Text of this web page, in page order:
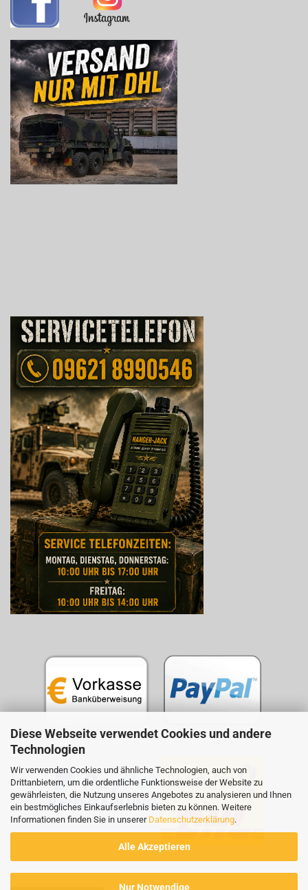
Diese Webseite verwendet Cookies und andere
Technologien
Wir verwenden Cookies und ähnliche Technologien, auch von
Drittanbietern, um die ordentliche Funktionsweise der Website zu
gewährleisten, die Nutzung unseres Angebotes zu analysieren und Ihnen
ein bestmögliches Einkaufserlebnis bieten zu können. Weitere
Informationen finden Sie in unserer Datenschutzerklärung.
Alle Akzeptieren
Nur Notwendige